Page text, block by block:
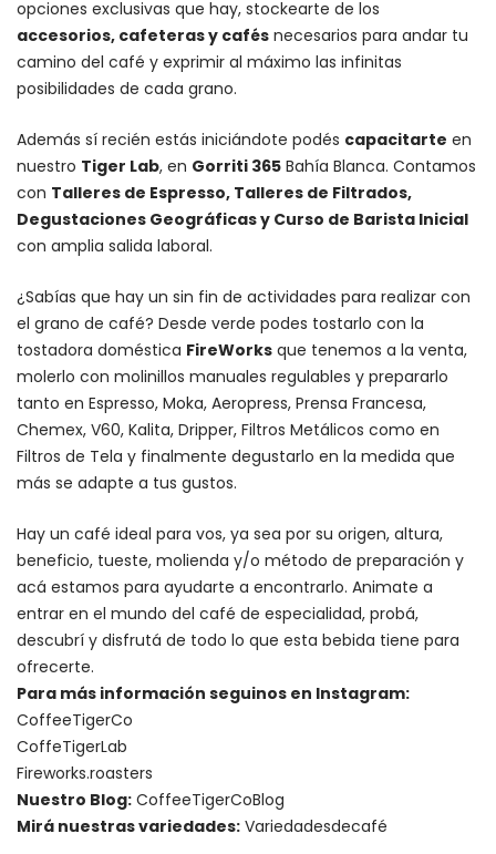
opciones exclusivas que hay, stockearte de los
accesorios, cafeteras y cafés necesarios para andar tu
camino del café y exprimir al máximo las infinitas
posibilidades de cada grano.
Además sí recién estás iniciándote podés capacitarte en
nuestro Tiger Lab, en Gorriti 365 Bahía Blanca. Contamos
con Talleres de Espresso, Talleres de Filtrados,
Degustaciones Geográficas y Curso de Barista Inicial
con amplia salida laboral.
¿Sabías que hay un sin fin de actividades para realizar con
el grano de café? Desde verde podes tostarlo con la
tostadora doméstica FireWorks que tenemos a la venta,
molerlo con molinillos manuales regulables y prepararlo
tanto en Espresso, Moka, Aeropress, Prensa Francesa,
Chemex, V60, Kalita, Dripper, Filtros Metálicos como en
Filtros de Tela y finalmente degustarlo en la medida que
más se adapte a tus gustos.
Hay un café ideal para vos, ya sea por su origen, altura,
beneficio, tueste, molienda y/o método de preparación y
acá estamos para ayudarte a encontrarlo. Animate a
entrar en el mundo del café de especialidad, probá,
descubrí y disfrutá de todo lo que esta bebida tiene para
ofrecerte.
Para más información seguinos en Instagram:
CoffeeTigerCo
CoffeTigerLab
Fireworks.roasters
Nuestro Blog: CoffeeTigerCoBlog
Mirá nuestras variedades: Variedadesdecafé